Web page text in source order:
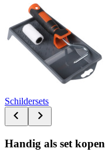
Schildersets
Handig als set kopen